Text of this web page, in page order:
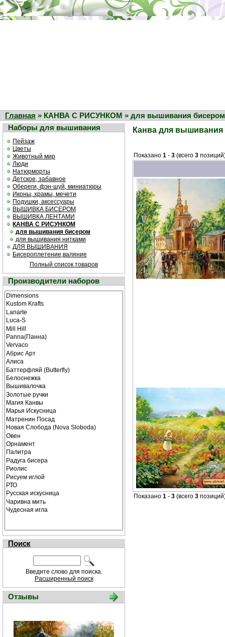
Главная » КАНВА С РИСУНКОМ » для вышивания бисером
Наборы для вышивания
Пейзаж
Цветы
Животный мир
Люди
Натюрморты
Детское, забавное
Обереги, фэн-шуй, миниатюры
Иконы, храмы, мечети
Подушки, аксессуары
ВЫШИВКА БИСЕРОМ
ВЫШИВКА ЛЕНТАМИ
КАНВА С РИСУНКОМ
для вышивания бисером
для вышивания нитками
ДЛЯ ВЫШИВАНИЯ
Бисероплетение,валяние
Полный список товаров
Производители наборов
Поиск
Введите слово для поиска.
Расширенный поиск
Отзывы
Канва для
Показано 1 - 3 (всего 3
Показано 1 - 3 (всего 3